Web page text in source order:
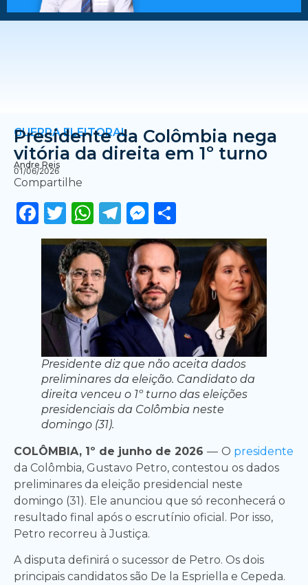
GUERRA ELEITORAL
Presidente da Colômbia nega
vitória da direita em 1º turno
Andre Reis
01/06/2026
Compartilhe
Facebook
Twitter
WhatsApp
Telegram
Messenger
Presidente diz que não aceita dados
preliminares da eleição. Candidato da
direita venceu o 1º turno das eleições
presidenciais da Colômbia neste
domingo (31).
COLÔMBIA, 1º de junho de 2026 — O presidente
da Colômbia, Gustavo Petro, contestou os dados
preliminares da eleição presidencial neste
domingo (31). Ele anunciou que só reconhecerá o
resultado final após o escrutínio oficial. Por isso,
Petro recorreu à Justiça.
A disputa definirá o sucessor de Petro. Os dois
principais candidatos são De la Espriella e Cepeda.